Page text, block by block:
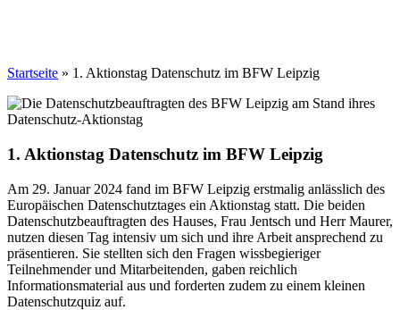
Startseite » 1. Aktionstag Datenschutz im BFW Leipzig
1. Aktionstag Datenschutz im BFW Leipzig
Am 29. Januar 2024 fand im BFW Leipzig erstmalig anlässlich des
Europäischen Datenschutztages ein Aktionstag statt. Die beiden
Datenschutzbeauftragten des Hauses, Frau Jentsch und Herr Maurer,
nutzen diesen Tag intensiv um sich und ihre Arbeit ansprechend zu
präsentieren. Sie stellten sich den Fragen wissbegieriger
Teilnehmender und Mitarbeitenden, gaben reichlich
Informationsmaterial aus und forderten zudem zu einem kleinen
Datenschutzquiz auf.